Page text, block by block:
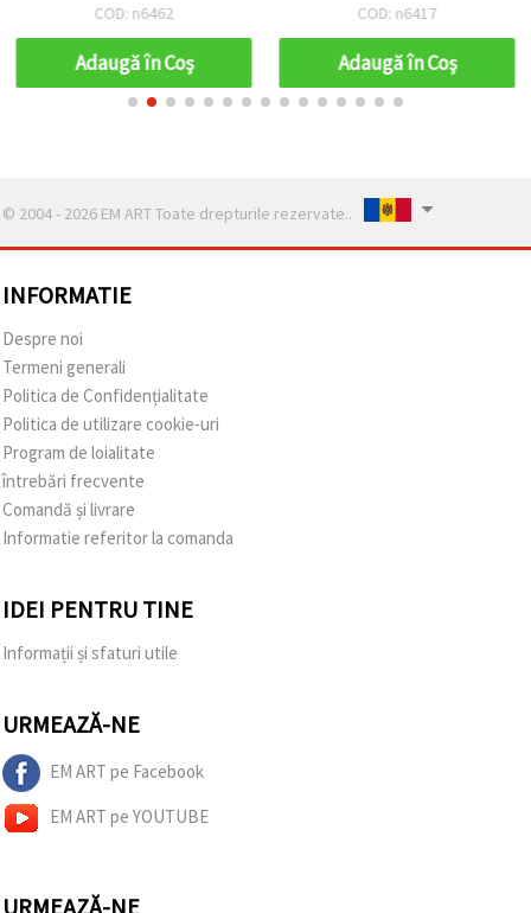
COD: n6462
Adaugă în Coş
COD: n6417
Adaugă în Coş
© 2004 - 2026 EM ART Toate drepturile rezervate..
INFORMATIE
Despre noi
Termeni generali
Politica de Confidențialitate
Politica de utilizare cookie-uri
Program de loialitate
întrebări frecvente
Comandă și livrare
Informatie referitor la comanda
IDEI PENTRU TINE
Informații și sfaturi utile
URMEAZĂ-NE
EM ART pe Facebook
EM ART pe YOUTUBE
URMEAZĂ-NE